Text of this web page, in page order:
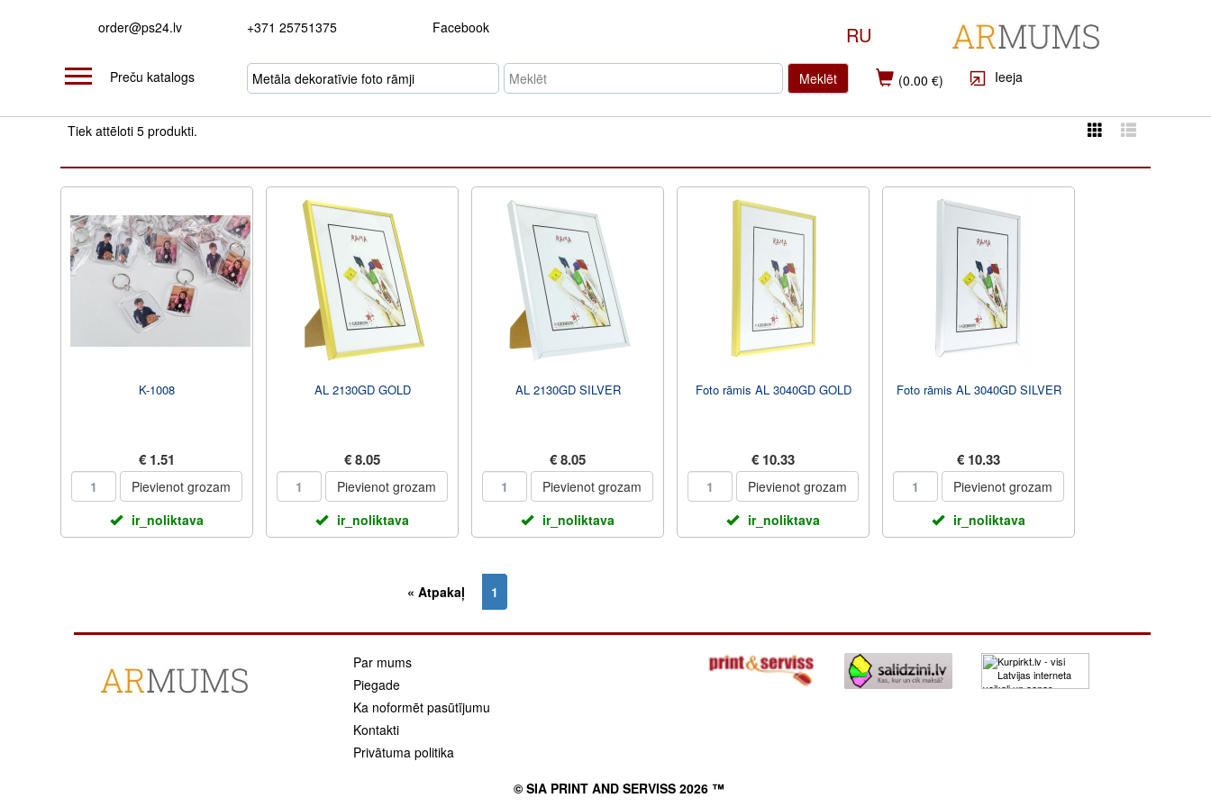
order@ps24.lv +371 25751375 Facebook RU
Preču katalogs Meklēt (0.00 €) Ieeja
Tiek attēloti 5 produkti.
K-1008
€ 1.51
Pievienot grozam
ir_noliktava
AL 2130GD GOLD
€ 8.05
Pievienot grozam
ir_noliktava
AL 2130GD SILVER
€ 8.05
Pievienot grozam
ir_noliktava
Foto rāmis AL 3040GD GOLD
€ 10.33
Pievienot grozam
ir_noliktava
Foto rāmis AL 3040GD SILVER
€ 10.33
Pievienot grozam
ir_noliktava
« Atpakaļ 1
Par mums
Piegade
Ka noformēt pasūtījumu
Kontakti
Privātuma politika
© SIA PRINT AND SERVISS 2026 ™